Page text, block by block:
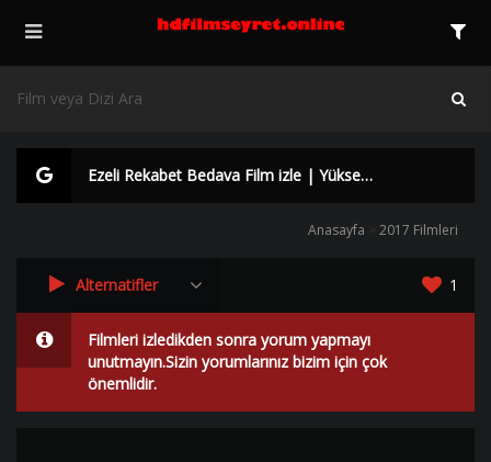
Ezeli Rekabet Bedava Film izle | Yüksek Kalite |
Anasayfa 2017 Filmleri
Alternatifler 1
Filmleri izledikden sonra yorum yapmayı
unutmayın.Sizin yorumlarınız bizim için çok
önemlidir.